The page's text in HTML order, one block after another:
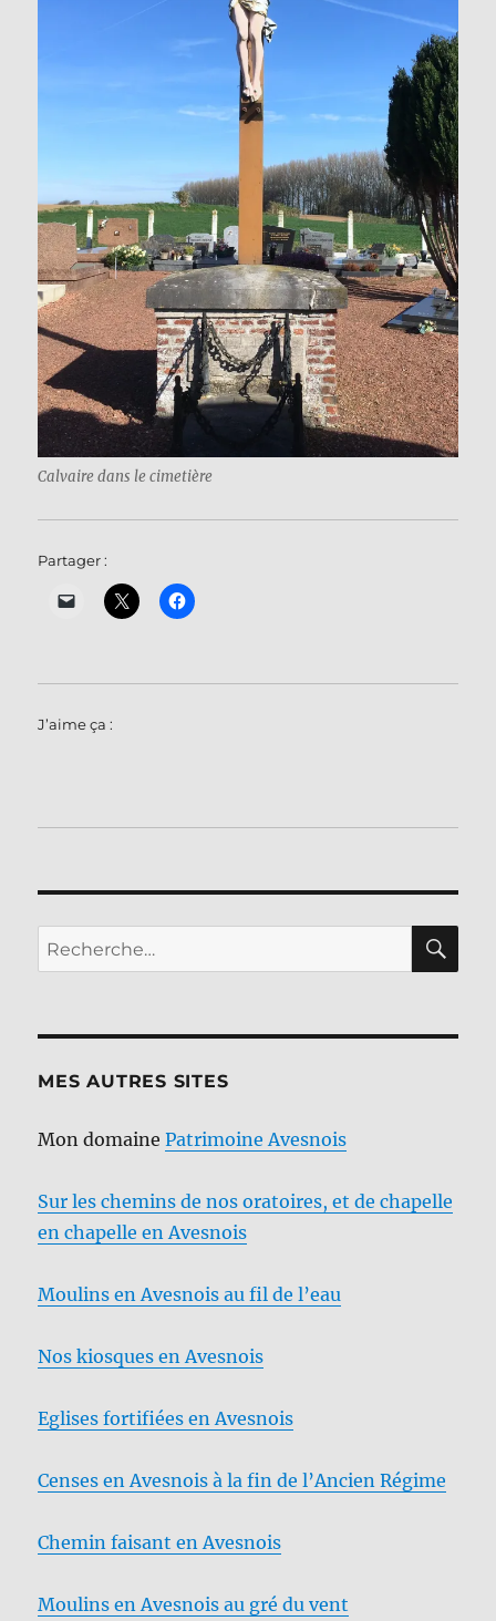
Calvaire dans le cimetière
Partager :
J’aime ça :
Recherche
pour :
MES AUTRES SITES
Mon domainePatrimoine Avesnois
Sur les chemins de nos oratoires, et de chapelle
en chapelle en Avesnois
Moulins en Avesnois au fil de l’eau
Nos kiosques en Avesnois
Eglises fortifiées en Avesnois
Censes en Avesnois à la fin de l’Ancien Régime
Chemin faisant en Avesnois
Moulins en Avesnois au gré du vent